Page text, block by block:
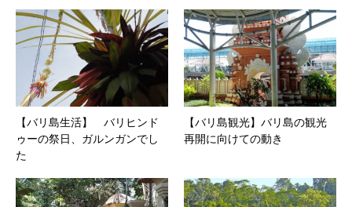
【バリ島生活】 バリヒンド
ゥーの祭日、ガルンガンでし
た
【バリ島観光】バリ島の観光
再開に向けての動き